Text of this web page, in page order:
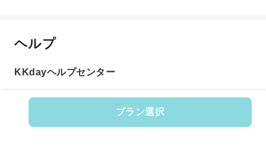
プラン選択
ヘルプ
KKdayヘルプセンター
商品番号: 16435